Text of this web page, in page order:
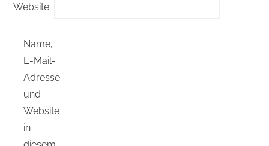
Website
Name,
E-Mail-
Adresse
und
Website
in